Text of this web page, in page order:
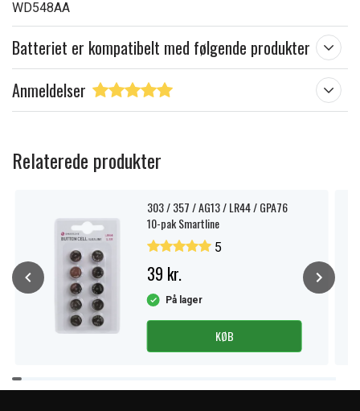
WD548AA
Batteriet er kompatibelt med følgende produkter
Anmeldelser
Relaterede produkter
303 / 357 / AG13 / LR44 / GPA76
10-pak Smartline
5
39 kr.
På lager
KØB
Item
1